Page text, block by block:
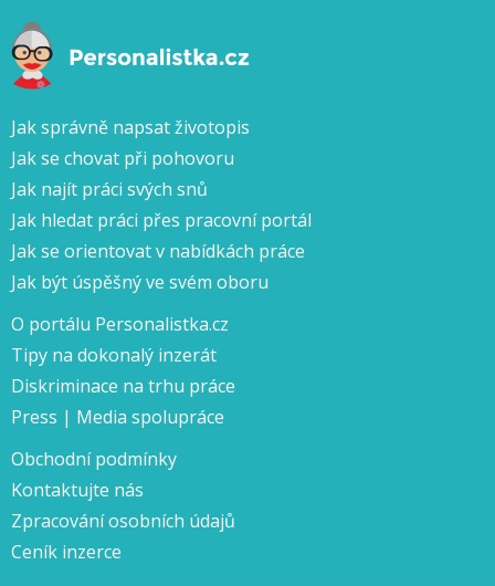
Jak správně napsat životopis
Jak se chovat při pohovoru
Jak najít práci svých snů
Jak hledat práci přes pracovní portál
Jak se orientovat v nabídkách práce
Jak být úspěšný ve svém oboru
O portálu Personalistka.cz
Tipy na dokonalý inzerát
Diskriminace na trhu práce
Press | Media spolupráce
Obchodní podmínky
Kontaktujte nás
Zpracování osobních údajů
Ceník inzerce